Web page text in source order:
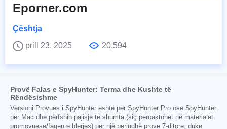
Eporner.com
Çështja
prill 23, 2025
20,594
Provë Falas e SpyHunter: Terma dhe Kushte të
Rëndësishme
Versioni Provues i SpyHunter është për SpyHunter Pro ose SpyHunter
për Mac dhe përfshin pajisje të shumta (siç përcaktohet në materialet
promovuese/faqen e blerjes) për një periudhë prove 7-ditore, duke